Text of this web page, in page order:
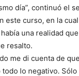
día”, continuó el
este curso, en la
una realidad
resalto.
me di cuenta de
todo lo negativo.